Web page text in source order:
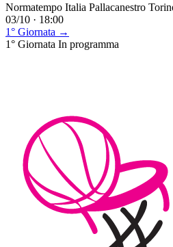
Normatempo Italia Pallacanestro
03/10 · 18:00
1° Giornata →
1° Giornata In programma